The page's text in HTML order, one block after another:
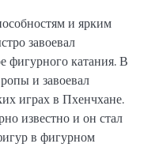
и ярким
завоевал
фигурного катания. В
и завоевал
играх в Пхенчхане.
известно и он стал
в фигурном